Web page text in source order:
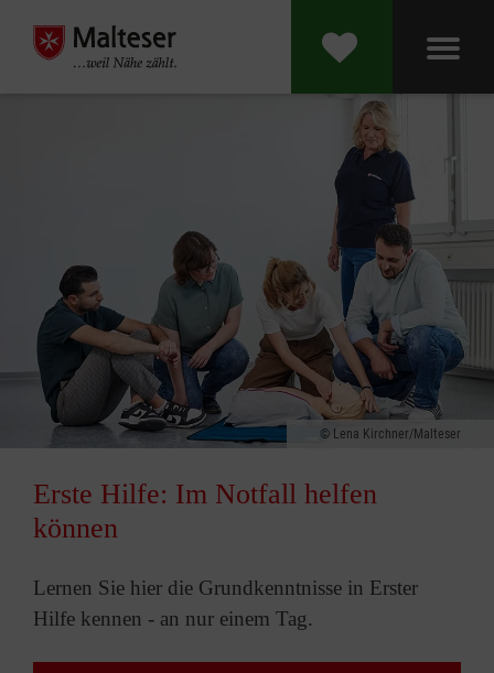
Lena Kirchner/Malteser
Erste Hilfe: Im Notfall helfen
können
Lernen Sie hier die Grundkenntnisse in Erster
Hilfe kennen - an nur einem Tag.